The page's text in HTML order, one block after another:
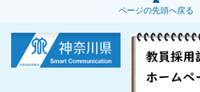
ページの先頭へ戻る